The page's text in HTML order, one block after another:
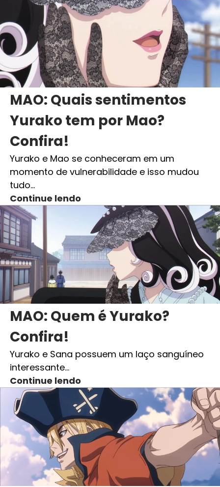
MAO: Quais sentimentos
Yurako tem por Mao?
Confira!
Yurako e Mao se conheceram em um
momento de vulnerabilidade e isso mudou
tudo…
Continue lendo
MAO: Quem é Yurako?
Confira!
Yurako e Sana possuem um laço sanguíneo
interessante…
Continue lendo